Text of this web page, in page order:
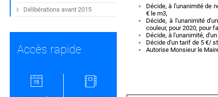
Décide, à l'unanimité de
€ le m3,
Décide, à l'unanimité
couleur, pour 2020, pour
Décide, à l'unanimité,
Décide d'un tarif de 5 €/
Autorise Monsieur le
Délibérations avant 2015
Accès rapide